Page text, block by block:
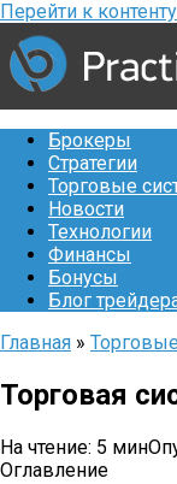
Перейти к контенту
Брокеры
Стратегии
Торговые
Новости
Технологии
Финансы
Бонусы
Блог
Главная »
Торговая
На чтение: 5 мин
Оглавление